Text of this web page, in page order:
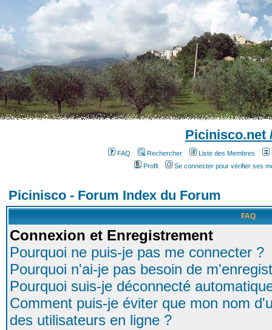
Picinisco.net
FAQ Rechercher Liste des Membres
Profil
Se connecter pour vérifier ses
Picinisco - Forum Index du Forum
FAQ
Connexion et Enregistrement
Pourquoi ne puis-je pas me connecter ?
Pourquoi n'ai-je pas besoin de
Pourquoi suis-je déconnecté
Comment puis-je éviter que mon nom
des utilisateurs en ligne ?